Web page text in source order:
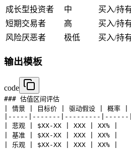
成长型投资者
中 买入/持
短期交易者
高 买入/持
风险厌恶者
极低 买入/持
输出模板
code
### 估值区间评估
| 情景 | 目标价 | 驱动假设 | 概率 |
|-----|-------|---------|------|
| 悲观 | $XX-XX | XXX | XX% |
| 基准 | $XX-XX | XXX | XX% |
| 乐观 | $XX-XX | XXX | XX% |